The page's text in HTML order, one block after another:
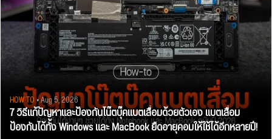
HOW TO• Aug 5, 2026
7 วิธีแก้ปัญหาและป้องกันโน๊ตบุ๊คแบตเสื่อมด้วยตัวเอง แบตเสื่อม
ป้องกันได้ทั้ง Windows และ MacBook ยืดอายุคอมให้ใช้ได้อีกหลายปี!